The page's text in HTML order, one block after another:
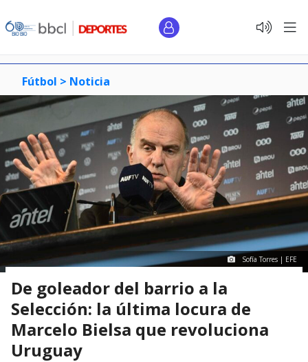
Fútbol > Noticia
Sofía Torres | EFE
De goleador del barrio a la
Selección: la última locura de
Marcelo Bielsa que revoluciona
Uruguay